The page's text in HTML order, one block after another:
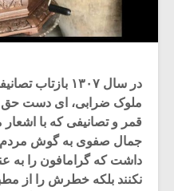
در سال ۱۳۰۷
ملوک ضرابی، ای دست حق
قمر و تصانیفی که با
جمال صفوی به گوش مردم
داشت که گرامافون را به
نکنند بلکه خطرش را از